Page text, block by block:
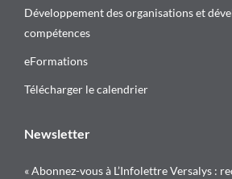
Développement des organisations et
compétences
eFormations
Télécharger le calendrier
Newsletter
« Abonnez-vous à L’Infolettre Versalys :